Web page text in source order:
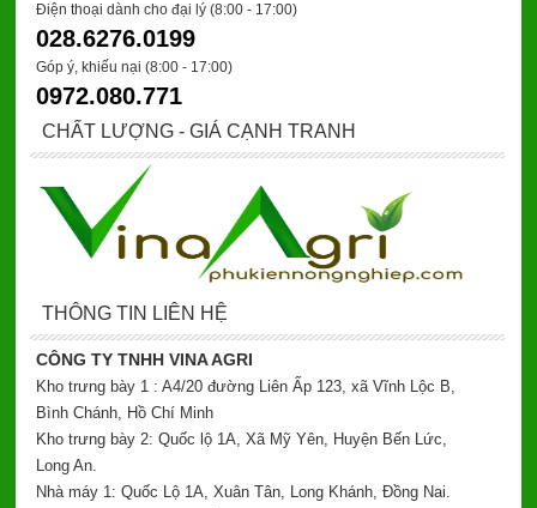
Điện thoại dành cho đại lý(8:00 - 17:00)
028.6276.0199
Góp ý, khiếu nại (8:00 - 17:00)
0972.080.771
CHẤT LƯỢNG - GIÁ CẠNH TRANH
THÔNG TIN LIÊN HỆ
CÔNG TY TNHH VINA AGRI
Kho trưng bày 1 : A4/20 đường Liên Ấp 123, xã Vĩnh Lộc B,
Bình Chánh, Hồ Chí Minh
Kho trưng bày 2: Quốc lộ 1A, Xã Mỹ Yên, Huyện Bến Lức,
Long An.
Nhà máy 1: Quốc Lộ 1A, Xuân Tân, Long Khánh, Đồng Nai.